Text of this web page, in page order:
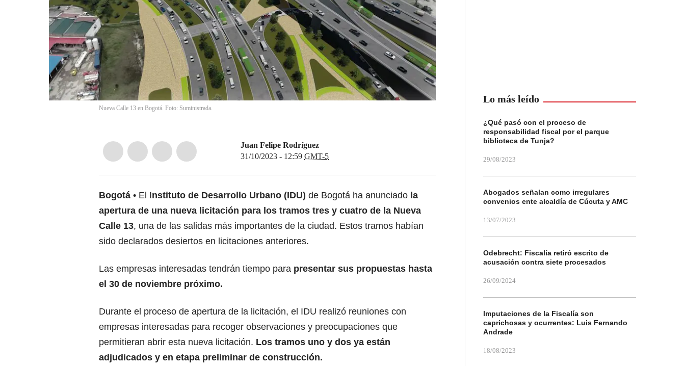
Nueva Calle 13 en Bogotá. Foto: Suministrada.
Juan Felipe Rodríguez
31/10/2023 - 12:59 GMT-5
Bogotá El Instituto de Desarrollo Urbano (IDU) de Bogotá ha anunciado la
apertura de una nueva licitación para los tramos tres y cuatro de la Nueva
Calle 13, una de las salidas más importantes de la ciudad. Estos tramos habían
sido declarados desiertos en licitaciones anteriores.
Las empresas interesadas tendrán tiempo para presentar sus propuestas hasta
el 30 de noviembre próximo.
Durante el proceso de apertura de la licitación, el IDU realizó reuniones con
empresas interesadas para recoger observaciones y preocupaciones que
permitieran abrir esta nueva licitación. Los tramos uno y dos ya están
adjudicados y en etapa preliminar de construcción.
Lo más leído
¿Qué pasó con el proceso de
responsabilidad fiscal por el parque
biblioteca de Tunja?
29/08/2023
Abogados señalan como irregulares
convenios ente alcaldía de Cúcuta y AMC
13/07/2023
Odebrecht: Fiscalía retiró escrito de
acusación contra siete procesados
26/09/2024
Imputaciones de la Fiscalía son
caprichosas y ocurrentes: Luis Fernando
Andrade
18/08/2023